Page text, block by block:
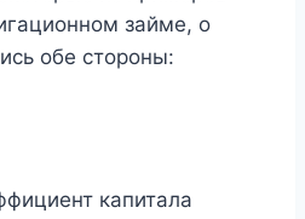
займе, о
обе стороны:
капитала